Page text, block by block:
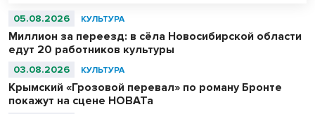
сотканный для последнего шаха династии – 11-летнего Султан
05.08.2026 КУЛЬТУРА
Миллион за переезд: в сёла Новосибирской области
едут 20 работников культуры
03.08.2026 КУЛЬТУРА
Крымский «Грозовой перевал» по роману Бронте
покажут на сцене НОВАТа